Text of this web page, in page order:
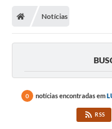
Notícias
0 notícias encontradas em
RSS